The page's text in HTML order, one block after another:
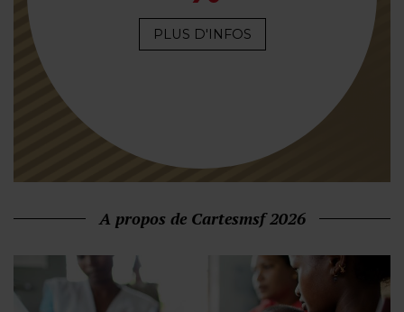
PLUS D'INFOS
A propos de Cartesmsf 2026